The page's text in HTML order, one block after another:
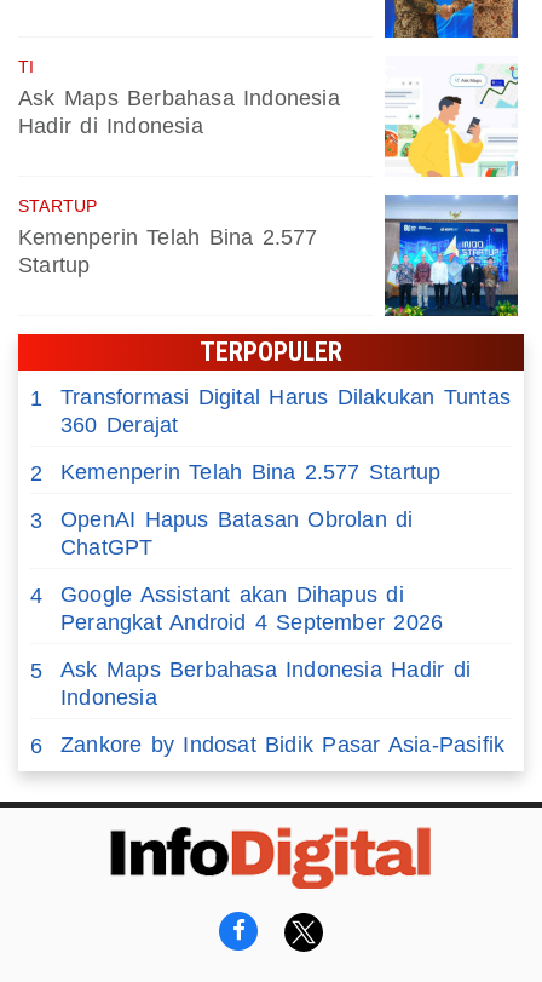
TI
Ask Maps Berbahasa Indonesia
Hadir di Indonesia
STARTUP
Kemenperin Telah Bina 2.577
Startup
TERPOPULER
1
Transformasi Digital Harus Dilakukan Tuntas
360 Derajat
2
Kemenperin Telah Bina 2.577 Startup
3
OpenAI Hapus Batasan Obrolan di
ChatGPT
4
Google Assistant akan Dihapus di
Perangkat Android 4 September 2026
5
Ask Maps Berbahasa Indonesia Hadir di
Indonesia
6
Zankore by Indosat Bidik Pasar Asia-Pasifik